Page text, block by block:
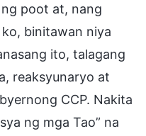
poot at, nang
binitawan niya
ito, talagang
reaksyunaryo at
CCP. Nakita
ng mga Tao” na